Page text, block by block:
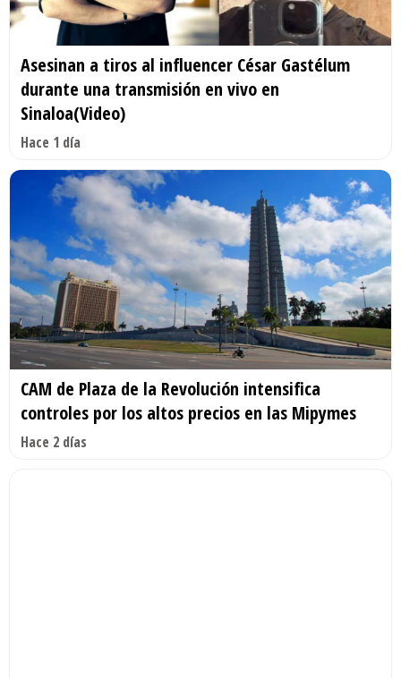
Asesinan a tiros al influencer César Gastélum
durante una transmisión en vivo en
Sinaloa(Video)
Hace 1 día
CAM de Plaza de la Revolución intensifica
controles por los altos precios en las Mipymes
Hace 2 días